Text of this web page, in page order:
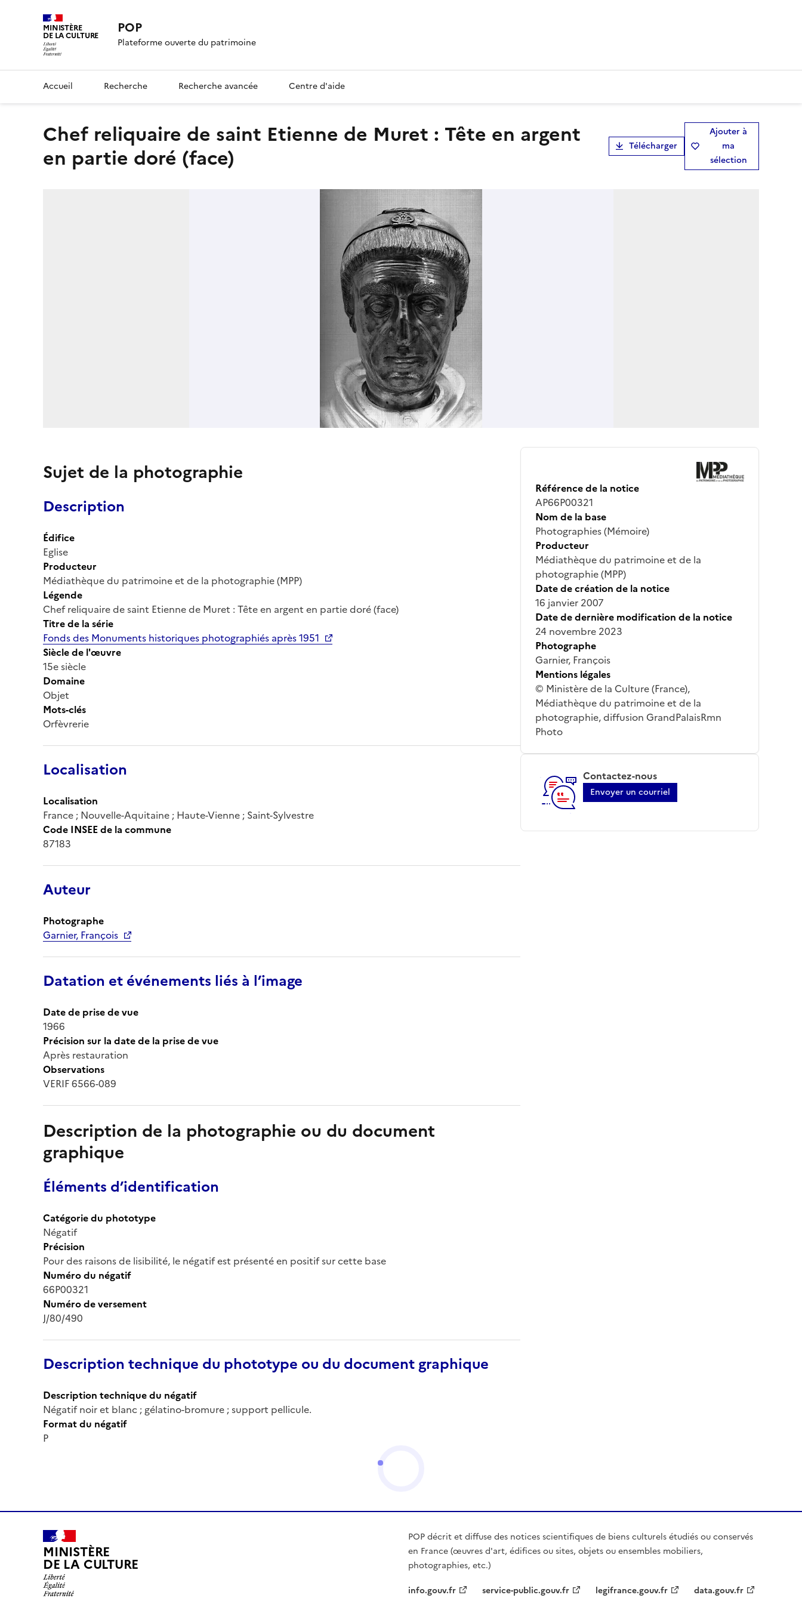
MINISTÈRE
DE LA CULTURE POP
Plateforme ouverte du patrimoine
Accueil Recherche Recherche avancée Centre d'aide
Chef reliquaire de saint Etienne de Muret : Tête en argent
en partie doré (face)
Télécharger
Ajouter à
ma
sélection
Sujet de la photographie
Description
Édifice
Eglise
Producteur
Médiathèque du patrimoine et de la photographie (MPP)
Légende
Chef reliquaire de saint Etienne de Muret : Tête en argent en partie doré (face)
Titre de la série
Fonds des Monuments historiques photographiés après 1951
Siècle de l'œuvre
15e siècle
Domaine
Objet
Mots-clés
Orfèvrerie
Localisation
Localisation
France ; Nouvelle-Aquitaine ; Haute-Vienne ; Saint-Sylvestre
Code INSEE de la commune
87183
Auteur
Photographe
Garnier, François
Datation et événements liés à l’image
Date de prise de vue
1966
Précision sur la date de la prise de vue
Après restauration
Observations
VERIF 6566-089
Description de la photographie ou du document
graphique
Éléments d’identification
Catégorie du phototype
Négatif
Précision
Pour des raisons de lisibilité, le négatif est présenté en positif sur cette base
Numéro du négatif
66P00321
Numéro de versement
J/80/490
Description technique du phototype ou du document graphique
Description technique du négatif
Négatif noir et blanc ; gélatino-bromure ; support pellicule.
Format du négatif
P
Référence de la notice
AP66P00321
Nom de la base
Photographies (Mémoire)
Producteur
Médiathèque du patrimoine et de la
photographie (MPP)
Date de création de la notice
16 janvier 2007
Date de dernière modification de la notice
24 novembre 2023
Photographe
Garnier, François
Mentions légales
© Ministère de la Culture (France),
Médiathèque du patrimoine et de la
photographie, diffusion GrandPalaisRmn
Photo
Contactez-nous
Envoyer un courriel
MINISTÈRE
DE LA CULTURE
POP décrit et diffuse des notices scientifiques de biens culturels étudiés ou conservés
en France (œuvres d'art, édifices ou sites, objets ou ensembles mobiliers,
photographies, etc.)
info.gouv.fr
service-public.gouv.fr legifrance.gouv.fr data.gouv.fr